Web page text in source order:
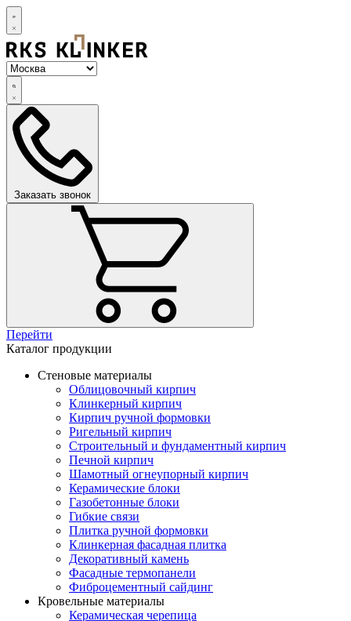
Заказать звонок
Перейти
Каталог продукции
Стеновые материалы
Облицовочный кирпич
Клинкерный кирпич
Кирпич ручной формовки
Ригельный кирпич
Строительный и фундаментный кирпич
Печной кирпич
Шамотный огнеупорный кирпич
Керамические блоки
Газобетонные блоки
Гибкие связи
Плитка ручной формовки
Клинкерная фасадная плитка
Декоративный камень
Фасадные термопанели
Фиброцементный сайдинг
Кровельные материалы
Керамическая черепица